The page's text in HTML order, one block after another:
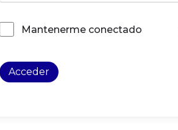
Mantenerme conectado
Acceder